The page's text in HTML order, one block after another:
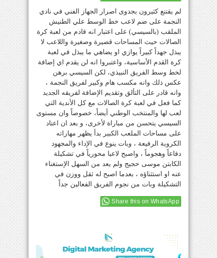
لم يقتنع كثيرون بجدوى اصرار الجهاز الفني في نادي
النجمة على ضم لاعب خط الوسط علي الطنيش
الملقب (بالسيسي) على اعتبار انه قادم من لعبة كرة
الصالات حيث المساحات قصيرة وصغيرة واللاعب لا
يبذل جهداً كبيراً يوازي او يضاهي ما يبذل في لعبة
كرة القدم الأساسية، واعتبروا انه لن يقدم اي إضافة
لخط وسط الفريق النبيذي، لكن السيسي برهن
عكس ذلك وانه مكسب هام وكبير لفريق النجمة ،
وانه قادر على التألق وتقديم الإضافة لفريقه الجديد
كما فعل في لعبة كرة الصالات مع كل الأندية التي
لعب لها والمنتخب الوطني أيضاً، خصوصاً وان مستوى
السيسي يتحسن من مباراة لأخرى، و بعد ان اعتاد
على مساحات الملعب الكبير بدأ يظهر مهاراته
الكروية الرفيعة ، وبات ينوع في الإداء والمجهود
دفاعاً وهجوماً ، واصبح لاعبا محورياً في تشكيلة
الكابتن موسى حجيج ولم يعد من السهل الإستغناء
عنه او استثناؤه ، بعدما اصبح له ثقل ووزن في
التشكيلة وبات من نجوم الفريق الفعالين جداً
Share this on WhatsApp